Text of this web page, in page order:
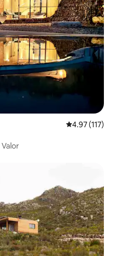
Calificación
4.97 (117)
Valor